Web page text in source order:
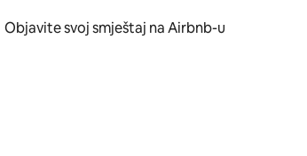
Objavite svoj smještaj na Airbnb-u